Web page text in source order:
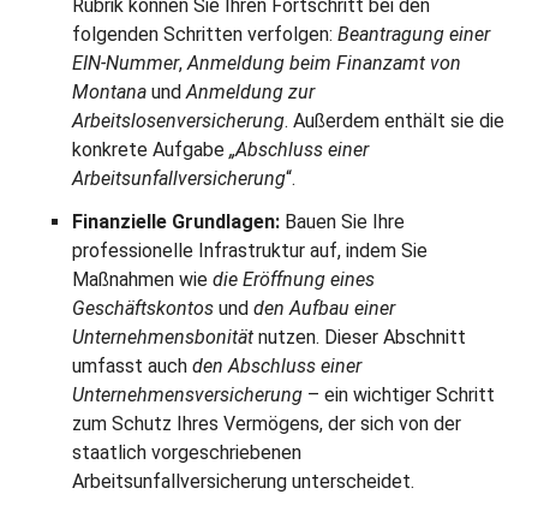
Rubrik können Sie Ihren Fortschritt bei den
folgenden Schritten verfolgen: Beantragung einer
EIN-Nummer,Anmeldung beim Finanzamt von
Montana undAnmeldung zur
Arbeitslosenversicherung. Außerdem enthält sie die
konkrete Aufgabe „Abschluss einer
Arbeitsunfallversicherung“.
Finanzielle Grundlagen: Bauen Sie Ihre
professionelle Infrastruktur auf, indem Sie
Maßnahmen wie die Eröffnung eines
Geschäftskontos und den Aufbau einer
Unternehmensbonität nutzen. Dieser Abschnitt
umfasst auch den Abschluss einer
Unternehmensversicherung – ein wichtiger Schritt
zum Schutz Ihres Vermögens, der sich von der
staatlich vorgeschriebenen
Arbeitsunfallversicherung unterscheidet.